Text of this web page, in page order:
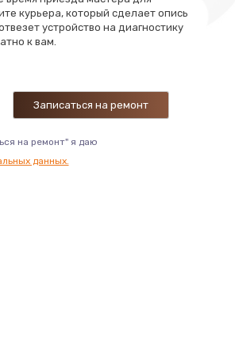
курьера, который сделает опись
устройство на диагностику
к вам.
на ремонт" я даю
данных.